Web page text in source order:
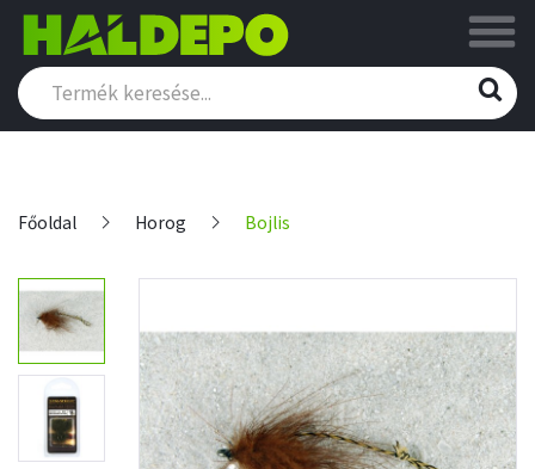
Főoldal Horog Bojlis